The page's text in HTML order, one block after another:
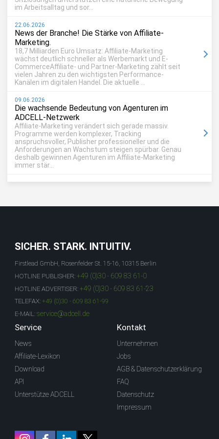
im Arbeitsalltag und sor...
22.06.2026
News der Branche! Die Stärke von Affiliate-
Marketing.
18,7 Milliarden Euro Umsatz: Affiliate-Marketing
wächst deutlich schneller als Werbemarkt und E-
CommerceAffiliate- und Partner-Marketing zählt seit
vielen Jahren zu den wichtigsten Performance-
Kanälen im digitalen Handel. Die aktuelle ...
09.06.2026
Die wachsende Bedeutung von Agenturen im
ADCELL-Netzwerk
Affiliate-Marketing verändert sich gerade massiv.
Programme werden komplexer, Tracking
anspruchsvoller, Publisher professioneller und die
Anforderungen an Wachstum steigen spürbar. Genau
deshalb gewinnen Agenturen im Affiliate-Marketing
immer stär...
SICHER. STARK. INTUITIV.
Firstlead GmbH, Rosenfelder St. 15-16, 10315 Berlin
HOTLINE PUBLISHER: +49 (0)30 - 609 83 61-0
HOTLINE ADVERTISER: +49 (0)30 - 609 83 61-23
TELEFAX: +49 (0)30 - 609 83 61-99
E-MAIL: service@adcell.de
Service
News
Affiliate-Lexikon
Download
API
Unterstütze ADCELL
Kontakt
Unternehmen
Jobs
AGB & Datenschutzerklärung
FAQ
Datenschutz
Impressum